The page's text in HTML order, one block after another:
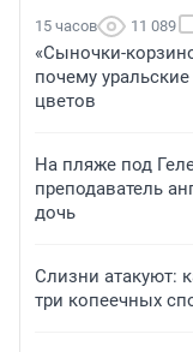
15 часов 11 089
«Сыночки-
почему
цветов
На пляже под
преподаватель
дочь
Слизни атакуют:
три копеечных